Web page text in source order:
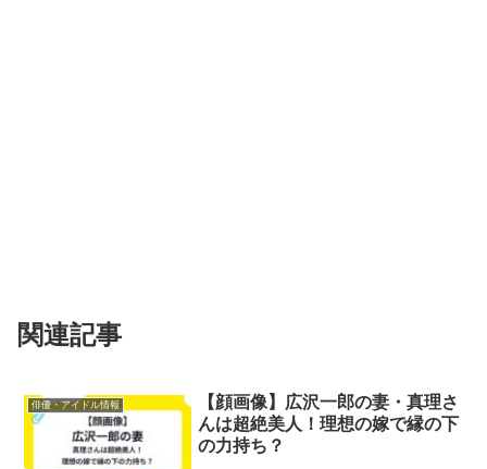
関連記事
俳優・アイドル情報
【顔画像】広沢一郎の妻・真理さ
んは超絶美人！理想の嫁で縁の下
の力持ち？